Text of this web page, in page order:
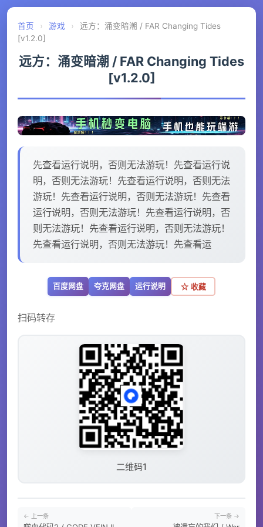
首页 › 游戏 ›
远方：涌变暗潮 / FAR Changing Tides
[v1.2.0]
远方：涌变暗潮 / FAR Changing Tides
[v1.2.0]
先查看运行说明，否则无法游玩！先查看运行说
明，否则无法游玩！先查看运行说明，否则无法
游玩！先查看运行说明，否则无法游玩！先查看
运行说明，否则无法游玩！先查看运行说明，否
则无法游玩！先查看运行说明，否则无法游玩！
先查看运行说明，否则无法游玩！先查看运
百度网盘 夸克网盘 运行说明 ☆ 收藏
扫码转存
二维码1
← 上一条 下一条 →